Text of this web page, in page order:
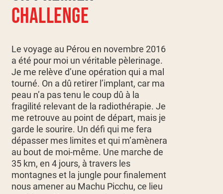
CHALLENGE
Le voyage au Pérou en novembre 2016
a été pour moi un véritable pèlerinage.
Je me relève d’une opération qui a mal
tourné. On a dû retirer l’implant, car ma
peau n’a pas tenu le coup dû à la
fragilité relevant de la radiothérapie. Je
me retrouve au point de départ, mais je
garde le sourire. Un défi qui me fera
dépasser mes limites et qui m’amènera
au bout de moi-même. Une marche de
35 km, en 4 jours, à travers les
montagnes et la jungle pour finalement
nous amener au Machu Picchu, ce lieu